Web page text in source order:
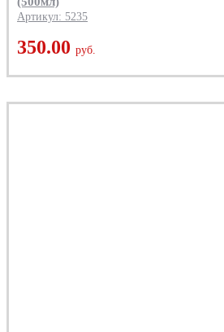
Артикул: 5235
350.00 руб.